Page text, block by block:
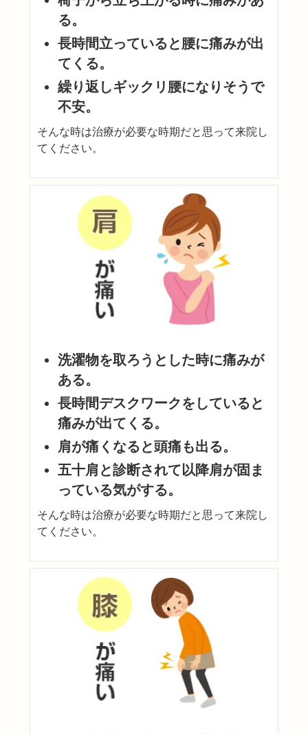
る。
長時間立っていると腰に痛みが出
てくる。
繰り返しギックリ腰になりそうで
不安。
そんな時は治療が必要な時期だと思って来院し
てください。
洗濯物を取ろうとした時に痛みが
ある。
長時間デスクワークをしていると
痛みが出てくる。
肩が痛くなると頭痛も出る。
五十肩と診断されて以降肩が固ま
っている気がする。
そんな時は治療が必要な時期だと思って来院し
てください。